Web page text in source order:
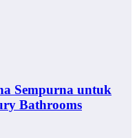
Sempurna untuk
Bathrooms